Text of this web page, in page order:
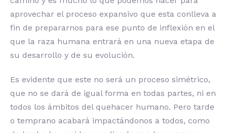
aprovechar el proceso expansivo que esta conlleva a
fin de prepararnos para ese punto de inflexión en el
que la raza humana entrará en una nueva etapa de
su desarrollo y de su evolución.
Es evidente que este no será un proceso simétrico,
que no se dará de igual forma en todas partes, ni en
todos los ámbitos del quehacer humano. Pero tarde
o temprano acabará impactándonos a todos, como